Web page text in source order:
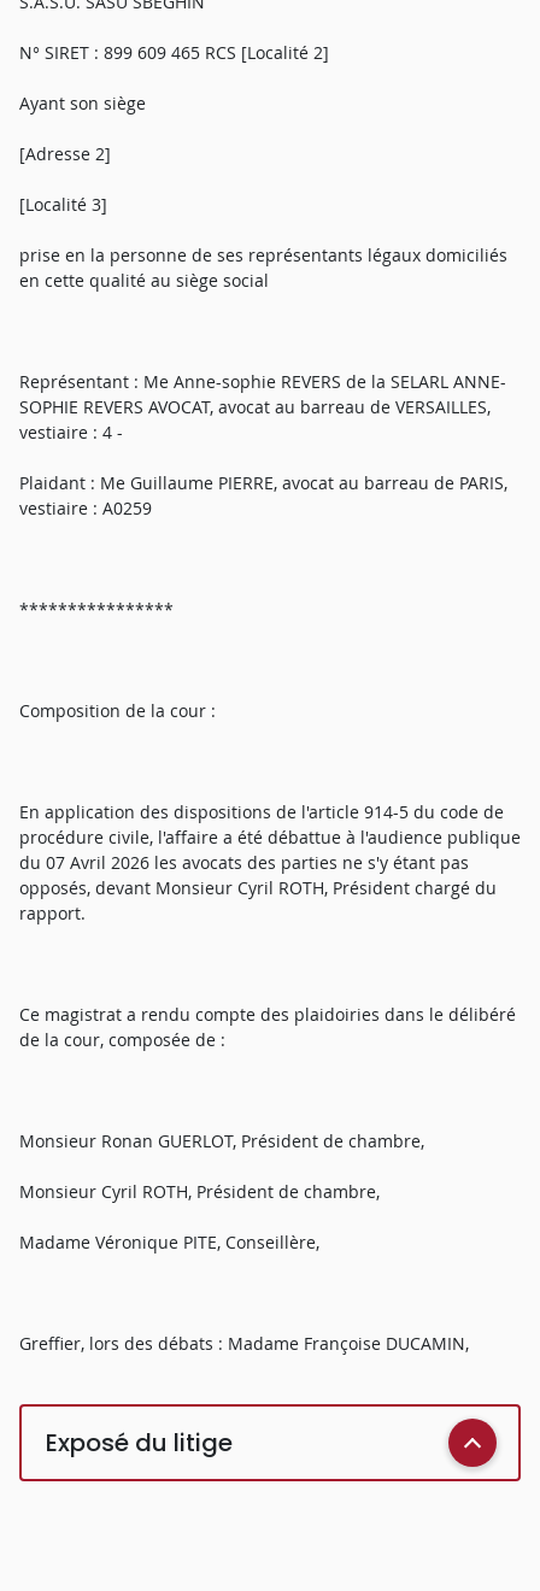
N° SIRET : 899 609 465 RCS [Localité 2]
Ayant son siège
[Adresse 2]
[Localité 3]
prise en la personne de ses représentants légaux domiciliés
en cette qualité au siège social
Représentant : Me Anne-sophie REVERS de la SELARL ANNE-
SOPHIE REVERS AVOCAT, avocat au barreau de VERSAILLES,
vestiaire : 4 -
Plaidant : Me Guillaume PIERRE, avocat au barreau de PARIS,
vestiaire : A0259
****************
Composition de la cour :
En application des dispositions de l'article 914-5 du code de
procédure civile, l'affaire a été débattue à l'audience publique
du 07 Avril 2026 les avocats des parties ne s'y étant pas
opposés, devant Monsieur Cyril ROTH, Président chargé du
rapport.
Ce magistrat a rendu compte des plaidoiries dans le délibéré
de la cour, composée de :
Monsieur Ronan GUERLOT, Président de chambre,
Monsieur Cyril ROTH, Président de chambre,
Madame Véronique PITE, Conseillère,
Greffier, lors des débats : Madame Françoise DUCAMIN,
Exposé du litige